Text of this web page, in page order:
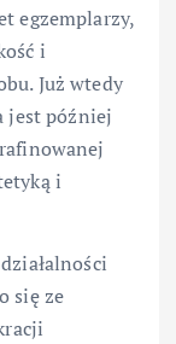
egzemplarzy,
i
Już wtedy
jest później
i
się ze